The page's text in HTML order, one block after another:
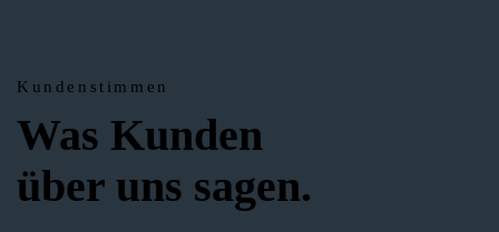
Kundenstimmen
Was Kunden
über uns sagen.